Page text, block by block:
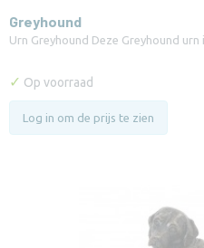
Greyhound
Urn Greyhound Deze Greyhound
✓ Op voorraad
Log in om de prijs te zien